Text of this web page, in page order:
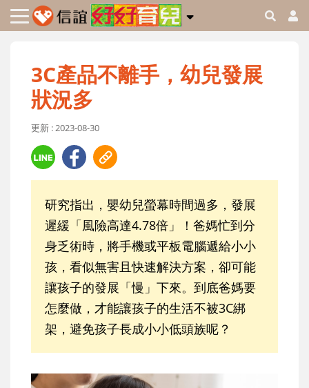
3C產品不離手，幼兒發展
狀況多
更新 : 2023-08-30
研究指出，嬰幼兒螢幕時間過多，發展
遲緩「風險高達4.78倍」！爸媽忙到分
身乏術時，將手機或平板電腦遞給小小
孩，看似無害且快速解決方案，卻可能
讓孩子的發展「慢」下來。到底爸媽要
怎麼做，才能讓孩子的生活不被3C綁
架，避免孩子長成小小低頭族呢？